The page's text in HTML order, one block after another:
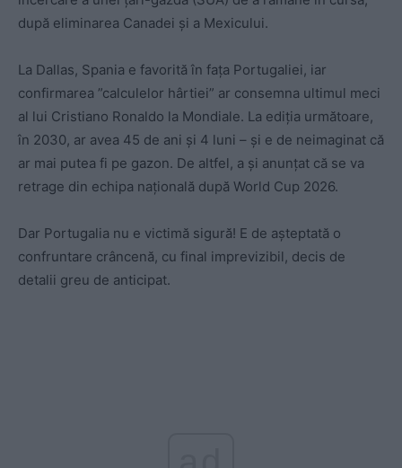
după eliminarea Canadei și a Mexicului.
La Dallas, Spania e favorită în fața Portugaliei, iar
confirmarea ”calculelor hârtiei” ar consemna ultimul meci
al lui Cristiano Ronaldo la Mondiale. La ediția următoare,
în 2030, ar avea 45 de ani și 4 luni – și e de neimaginat că
ar mai putea fi pe gazon. De altfel, a și anunțat că se va
retrage din echipa națională după World Cup 2026.
Dar Portugalia nu e victimă sigură! E de așteptată o
confruntare crâncenă, cu final imprevizibil, decis de
detalii greu de anticipat.